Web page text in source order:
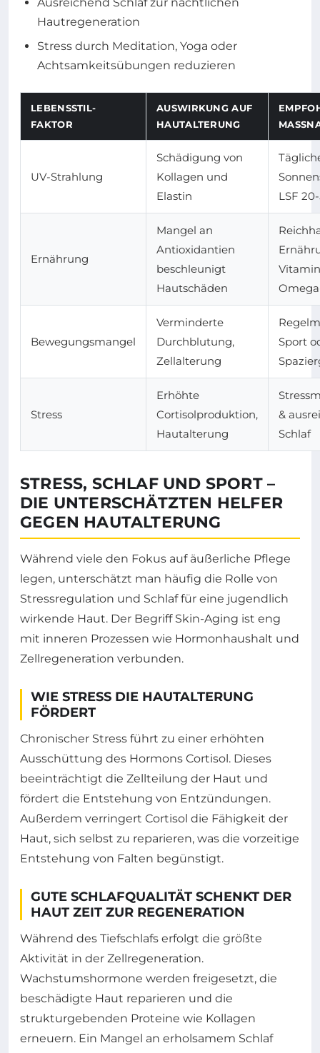
Ausreichend Schlaf zur nächtlichen
Hautregeneration
Stress durch Meditation, Yoga oder
Achtsamkeitsübungen reduzieren
LEBENSSTIL-
FAKTOR
AUSWIRKUNG AUF
HAUTALTERUNG
UV-Strahlung
Schädigung von
Kollagen und
Elastin
LSF
Ernährung
Mangel an
Antioxidantien
beschleunigt
Hautschäden
Bewegungsmangel
Verminderte
Durchblutung,
Zellalterung
Sport
Stress
Erhöhte
Cortisolproduktion,
Hautalterung
&
Schlaf
STRESS, SCHLAF UND SPORT –
DIE UNTERSCHÄTZTEN HELFER
GEGEN HAUTALTERUNG
Während viele den Fokus auf äußerliche Pflege
legen, unterschätzt man häufig die Rolle von
Stressregulation und Schlaf für eine jugendlich
wirkende Haut. Der Begriff Skin-Aging ist eng
mit inneren Prozessen wie Hormonhaushalt und
Zellregeneration verbunden.
WIE STRESS DIE HAUTALTERUNG
FÖRDERT
Chronischer Stress führt zu einer erhöhten
Ausschüttung des Hormons Cortisol. Dieses
beeinträchtigt die Zellteilung der Haut und
fördert die Entstehung von Entzündungen.
Außerdem verringert Cortisol die Fähigkeit der
Haut, sich selbst zu reparieren, was die vorzeitige
Entstehung von Falten begünstigt.
GUTE SCHLAFQUALITÄT SCHENKT DER
HAUT ZEIT ZUR REGENERATION
Während des Tiefschlafs erfolgt die größte
Aktivität in der Zellregeneration.
Wachstumshormone werden freigesetzt, die
beschädigte Haut reparieren und die
strukturgebenden Proteine wie Kollagen
erneuern. Ein Mangel an erholsamem Schlaf